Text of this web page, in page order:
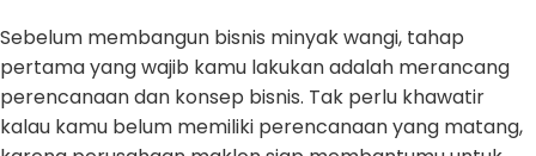
Sebelum membangun bisnis minyak wangi, tahap
pertama yang wajib kamu lakukan adalah merancang
perencanaan dan konsep bisnis. Tak perlu khawatir
kalau kamu belum memiliki perencanaan yang matang,